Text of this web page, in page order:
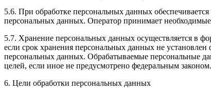
5.6. При обработке персональных данных
персональных данных. Оператор принимает
5.7. Хранение персональных данных осуществляется в
если срок хранения персональных данных не
персональных данных. Обрабатываемые персональные
целей, если иное не предусмотрено федеральным законом.
6. Цели обработки персональных данных